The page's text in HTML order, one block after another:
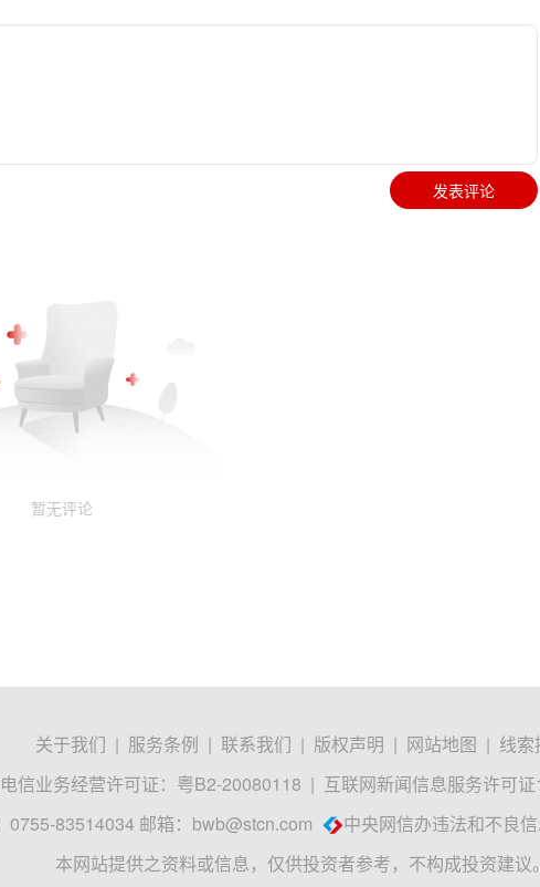
发表评论
暂无评论
关于我们 | 服务条例 | 联系我们 | 版权声明 | 网站地图 | 线索
信业务经营许可证：粤B2-20080118 | 互联网新闻信息服务许可
83514034 邮箱： bwb@stcn.com 中央网信办违法和不良
本网站提供之资料或信息，仅供投资者参考，不构成投资建议。